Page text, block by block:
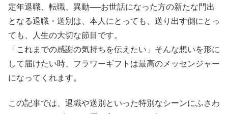
定年退職、転職、異動──お世話になった方の新たな門出
となる退職・送別は、本人にとっても、送り出す側にとっ
ても、人生の大切な節目です。
「これまでの感謝の気持ちを伝えたい」そんな想いを形に
して届けたい時、フラワーギフトは最高のメッセンジャー
になってくれます。
この記事では、退職や送別といった特別なシーンにふさわ